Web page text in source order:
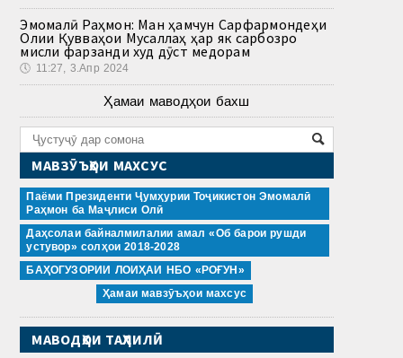
Эмомалӣ Раҳмон: Ман ҳамчун Сарфармондеҳи
Олии Қувваҳои Мусаллаҳ ҳар як сарбозро
мисли фарзанди худ дӯст медорам
🕔 11:27, 3.Апр 2024
Ҳамаи маводҳои бахш
МАВЗӮЪҲОИ МАХСУС
Паёми Президенти Ҷумҳурии Тоҷикистон Эмомалӣ
Раҳмон ба Маҷлиси Олӣ
Даҳсолаи байналмилалии амал «Об барои рушди
устувор» солҳои 2018-2028
БАҲОГУЗОРИИ ЛОИҲАИ НБО «РОҒУН»
Ҳамаи мавзӯъҳои махсус
МАВОДҲОИ ТАҲЛИЛӢ